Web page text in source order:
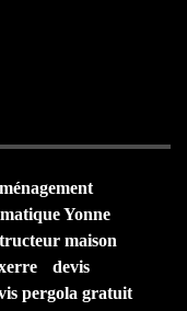
Yonne
maison
devis
pergola gratuit